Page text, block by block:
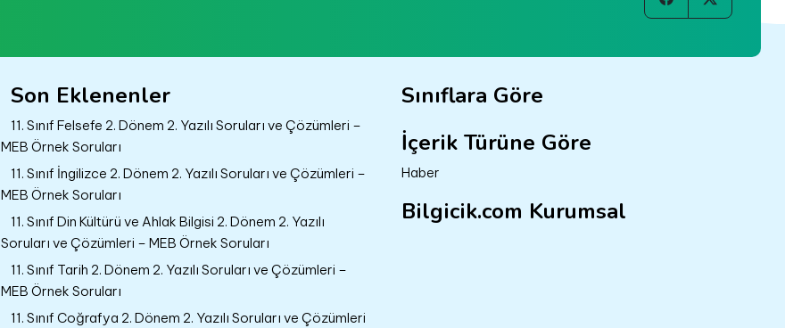
Son Eklenenler
11. Sınıf Felsefe 2. Dönem 2. Yazılı Soruları ve Çözümleri –
MEB Örnek Soruları
11. Sınıf İngilizce 2. Dönem 2. Yazılı Soruları ve Çözümleri –
MEB Örnek Soruları
11. Sınıf Din Kültürü ve Ahlak Bilgisi 2. Dönem 2. Yazılı
Soruları ve Çözümleri – MEB Örnek Soruları
11. Sınıf Tarih 2. Dönem 2. Yazılı Soruları ve Çözümleri –
MEB Örnek Soruları
11. Sınıf Coğrafya 2. Dönem 2. Yazılı Soruları ve Çözümleri
Sınıflara Göre
İçerik Türüne Göre
Haber
Bilgicik.com Kurumsal